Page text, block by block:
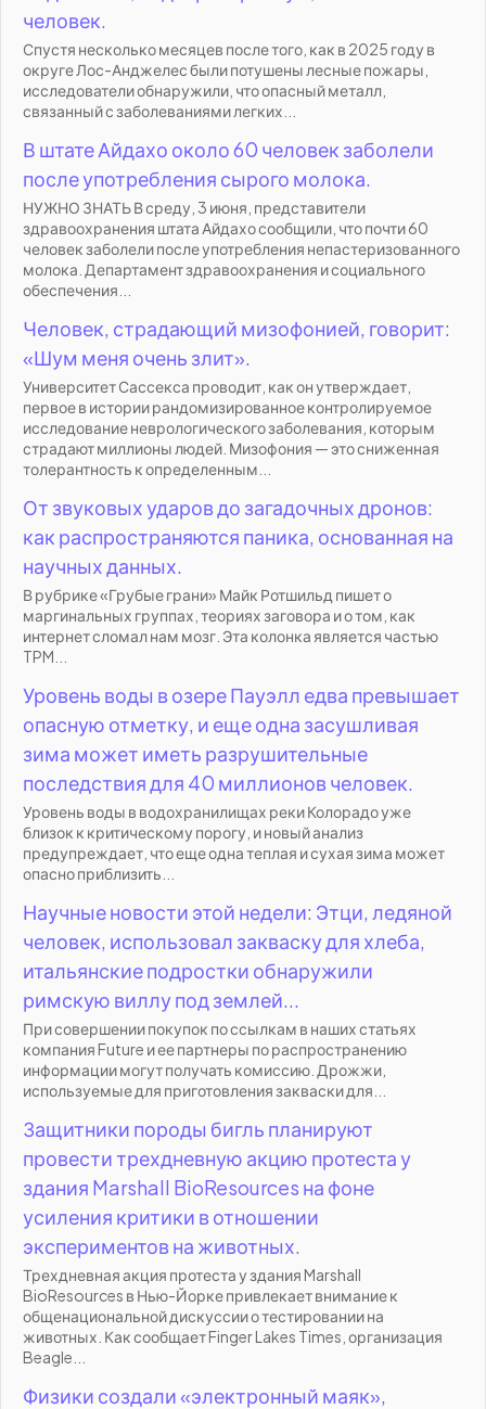
человек.
Спустя несколько месяцев после того, как в 2025 году в
округе Лос-Анджелес были потушены лесные пожары,
исследователи обнаружили, что опасный металл,
связанный с заболеваниями легких...
В штате Айдахо около 60 человек заболели
после употребления сырого молока.
НУЖНО ЗНАТЬ В среду, 3 июня, представители
здравоохранения штата Айдахо сообщили, что почти 60
человек заболели после употребления непастеризованного
молока. Департамент здравоохранения и социального
обеспечения...
Человек, страдающий мизофонией, говорит:
«Шум меня очень злит».
Университет Сассекса проводит, как он утверждает,
первое в истории рандомизированное контролируемое
исследование неврологического заболевания, которым
страдают миллионы людей. Мизофония — это сниженная
толерантность к определенным...
От звуковых ударов до загадочных дронов:
как распространяются паника, основанная на
научных данных.
В рубрике «Грубые грани» Майк Ротшильд пишет о
маргинальных группах, теориях заговора и о том, как
интернет сломал нам мозг. Эта колонка является частью
TPM...
Уровень воды в озере Пауэлл едва превышает
опасную отметку, и еще одна засушливая
зима может иметь разрушительные
последствия для 40 миллионов человек.
Уровень воды в водохранилищах реки Колорадо уже
близок к критическому порогу, и новый анализ
предупреждает, что еще одна теплая и сухая зима может
опасно приблизить...
Научные новости этой недели: Этци, ледяной
человек, использовал закваску для хлеба,
итальянские подростки обнаружили
римскую виллу под землей...
При совершении покупок по ссылкам в наших статьях
компания Future и ее партнеры по распространению
информации могут получать комиссию. Дрожжи,
используемые для приготовления закваски для...
Защитники породы бигль планируют
провести трехдневную акцию протеста у
здания Marshall BioResources на фоне
усиления критики в отношении
экспериментов на животных.
Трехдневная акция протеста у здания Marshall
BioResources в Нью-Йорке привлекает внимание к
общенациональной дискуссии о тестировании на
животных. Как сообщает Finger Lakes Times, организация
Beagle...
Физики создали «электронный маяк»,